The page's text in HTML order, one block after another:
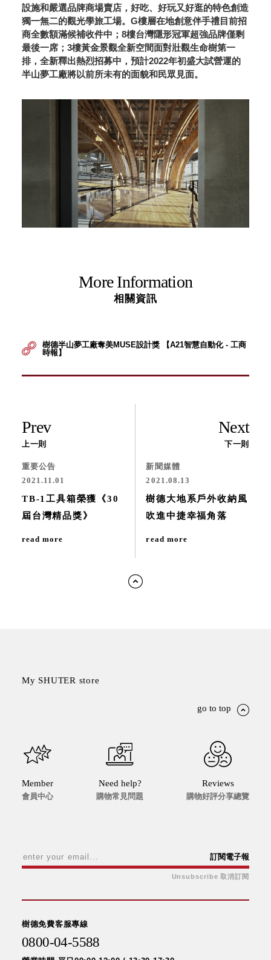
設施和嚴選品牌商場賣店，好吃、好玩又好逛的特色創造
獨一無二的觀光學旅工場。G樓層在地創意伴手禮目前招
商全數額滿候補收件中；8樓台灣隱形冠軍超強品牌僅剩
最後一席；3樓黃金景觀全新空間面對壯觀生命樹第一
排，全新釋出熱烈招募中，預計2022年初盛大試營運的
半山夢工廠將以前所未有的面貌和民眾見面。
More Information
相關資訊
樹德半山夢工廠奪美MUSE設計獎 【A21智慧自動化 - 工商
時報】
Prev
上一則
重要公告
2021.11.01
TB-1工具箱榮獲《30
屆台灣精品獎》
read more
Next
下一則
新聞媒體
2021.08.13
樹德大地系戶外收納風
吹進中捷幸福角落
read more
My SHUTER store
go to top
Member
會員中心
Need help?
購物常見問題
Reviews
購物好評分享總覽
訂閱電子報
Unsubscribe 取消訂閱
樹德免費客服專線
0800-04-5588